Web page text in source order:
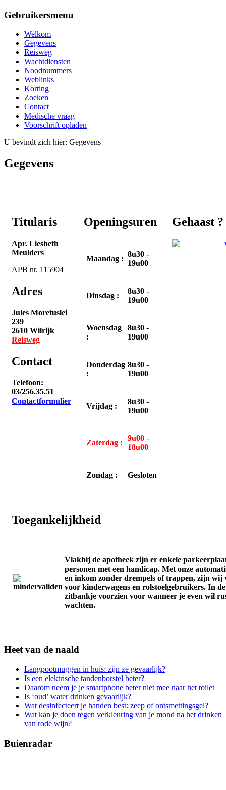
Gebruikersmenu
Welkom
Gegevens
Reisweg
Wachtdiensten
Noodnummers
Weblinks
Korting
Zoeken
Contact
Medische vraag
Voorschrift opladen
U bevindt zich hier: Gegevens
Gegevens
Titularis
Apr. Liesbeth
Meulders
APB nr. 115904
Adres
Jules Moretuslei
239
2610 Wilrijk
Reisweg
Contact
Telefoon:
03/256.35.51
Contactformulier
Openingsuren
Maandag :
8u30 -
19u00
Dinsdag :
8u30 -
19u00
Woensdag
:
8u30 -
19u00
Donderdag
:
8u30 -
19u00
Vrijdag :
8u30 -
19u00
Zaterdag :
9u00 -
18u00
Zondag : Gesloten
Gehaast ?
Toegankelijkheid
Vlakbij de apotheek zijn er enkele
personen met een handicap. Met onze
en inkom zonder drempels of trappen, zijn wij
voor kinderwagens en rolstoelgebruikers. In de
zitbankje voorzien voor wanneer je even wil
wachten.
Heet van de naald
Langpootmuggen in huis: zijn ze gevaarlijk?
Is een elektrische tandenborstel beter?
Daarom neem je je smartphone beter niet mee naar het toilet
Is ‘oud’ water drinken gevaarlijk?
Wat desinfecteert je handen best: zeep of ontsmettingsgel?
Wat kan je doen tegen verkleuring van je mond na het drinken
van rode wijn?
Buienradar